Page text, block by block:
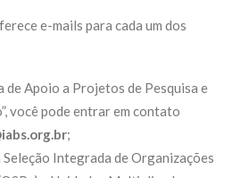
e-mails para cada um dos
de Apoio a Projetos de Pesquisa e
você pode entrar em contato
;
Seleção Integrada de Organizações